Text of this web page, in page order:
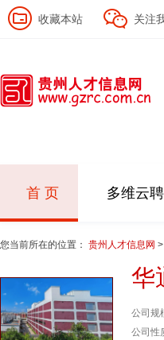
收藏本站 关注
首 页 多维云聘
您当前所在的位置： 贵州人才信息网
华
公司规
公司性